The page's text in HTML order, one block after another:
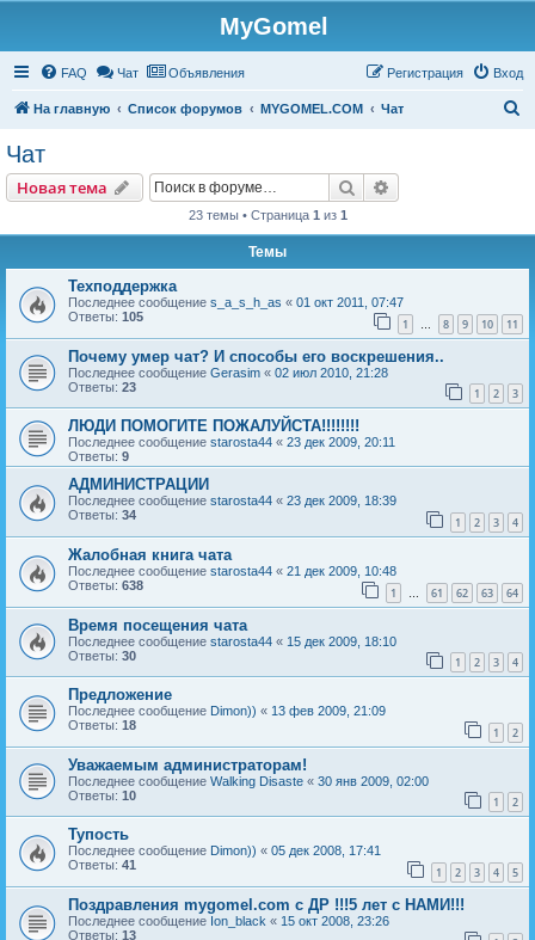
MyGomel
FAQ Чат Объявления Вход
Регистрация
На главную Список форумов MYGOMEL.COM Чат
Чат
Новая тема
Новаятема Поиск
23 темы • Страница 1 из 1
Темы
Техподдержка
Последнее сообщение s_a_s_h_as « 01 окт 2011, 07:47
Ответы: 105 1 … 8 9 10 11
Почему умер чат? И способы его воскрешения..
Последнее сообщение Gerasim « 02 июл 2010, 21:28
Ответы: 23 1 2 3
ЛЮДИ ПОМОГИТЕ ПОЖАЛУЙСТА!!!!!!!!
Последнее сообщение starosta44 « 23 дек 2009, 20:11
Ответы: 9
АДМИНИСТРАЦИИ
Последнее сообщение starosta44 « 23 дек 2009, 18:39
Ответы: 34 1 2 3 4
Жалобная книга чата
Последнее сообщение starosta44 « 21 дек 2009, 10:48
Ответы: 638 1 … 61 62 63 64
Время посещения чата
Последнее сообщение starosta44 « 15 дек 2009, 18:10
Ответы: 30 1 2 3 4
Предложение
Последнее сообщение Dimon)) « 13 фев 2009, 21:09
Ответы: 18 1 2
Уважаемым администраторам!
Последнее сообщение Walking Disaste « 30 янв 2009, 02:00
Ответы: 10 1 2
Тупость
Последнее сообщение Dimon)) « 05 дек 2008, 17:41
Ответы: 41 1 2 3 4 5
Поздравления mygomel.com с ДР !!!5 лет с НАМИ!!!
Последнее сообщение Ion_black « 15 окт 2008, 23:26
Ответы: 13